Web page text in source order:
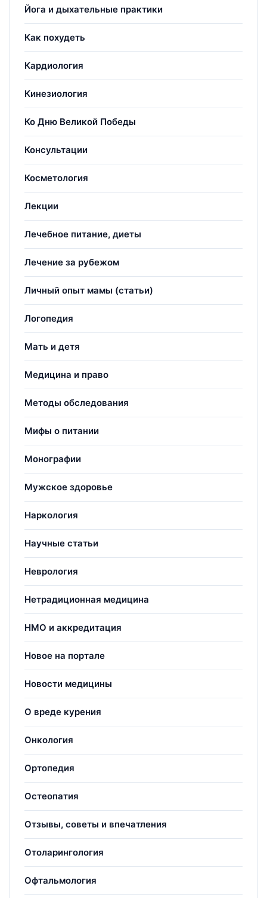
Йога и дыхательные практики
Как похудеть
Кардиология
Кинезиология
Ко Дню Великой Победы
Консультации
Косметология
Лекции
Лечебное питание, диеты
Лечение за рубежом
Личный опыт мамы (статьи)
Логопедия
Мать и детя
Медицина и право
Методы обследования
Мифы о питании
Монографии
Мужское здоровье
Наркология
Научные статьи
Неврология
Нетрадиционная медицина
НМО и аккредитация
Новое на портале
Новости медицины
О вреде курения
Онкология
Ортопедия
Остеопатия
Отзывы, советы и впечатления
Отоларингология
Офтальмология